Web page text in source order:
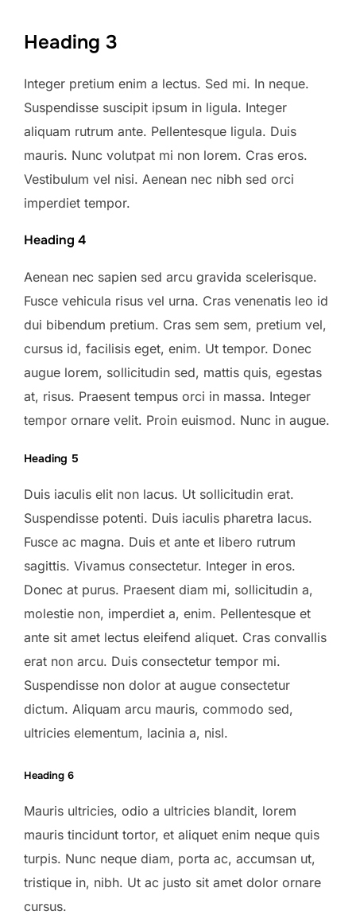
Heading 3
Integer pretium enim a lectus. Sed mi. In neque.
Suspendisse suscipit ipsum in ligula. Integer
aliquam rutrum ante. Pellentesque ligula. Duis
mauris. Nunc volutpat mi non lorem. Cras eros.
Vestibulum vel nisi. Aenean nec nibh sed orci
imperdiet tempor.
Heading 4
Aenean nec sapien sed arcu gravida scelerisque.
Fusce vehicula risus vel urna. Cras venenatis leo id
dui bibendum pretium. Cras sem sem, pretium vel,
cursus id, facilisis eget, enim. Ut tempor. Donec
augue lorem, sollicitudin sed, mattis quis, egestas
at, risus. Praesent tempus orci in massa. Integer
tempor ornare velit. Proin euismod. Nunc in augue.
Heading 5
Duis iaculis elit non lacus. Ut sollicitudin erat.
Suspendisse potenti. Duis iaculis pharetra lacus.
Fusce ac magna. Duis et ante et libero rutrum
sagittis. Vivamus consectetur. Integer in eros.
Donec at purus. Praesent diam mi, sollicitudin a,
molestie non, imperdiet a, enim. Pellentesque et
ante sit amet lectus eleifend aliquet. Cras convallis
erat non arcu. Duis consectetur tempor mi.
Suspendisse non dolor at augue consectetur
dictum. Aliquam arcu mauris, commodo sed,
ultricies elementum, lacinia a, nisl.
Heading 6
Mauris ultricies, odio a ultricies blandit, lorem
mauris tincidunt tortor, et aliquet enim neque quis
turpis. Nunc neque diam, porta ac, accumsan ut,
tristique in, nibh. Ut ac justo sit amet dolor ornare
cursus.